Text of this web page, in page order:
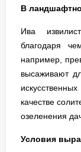
В
Ива
благодаря
например,
высаживают
качестве
озеленения
Условия